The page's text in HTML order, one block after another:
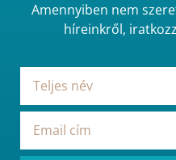
Amennyiben nem
híreinkről,